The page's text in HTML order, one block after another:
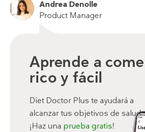
Andrea Denolle
Product Manager
Aprende a
rico y fácil
Diet Doctor Plus te ayudará a
alcanzar tus objetivos de salud.
¡Haz una prueba gratis!